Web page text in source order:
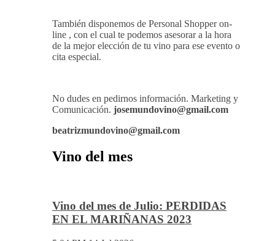
Mundovino ofrece los servicios de publicidad en
la Web .
de la mejor elección de tu vino para ese evento o
cita especial.
No dudes en pedirnos información. Marketing y
Comunicación.josemundovino@gmail.com
Vino del mes